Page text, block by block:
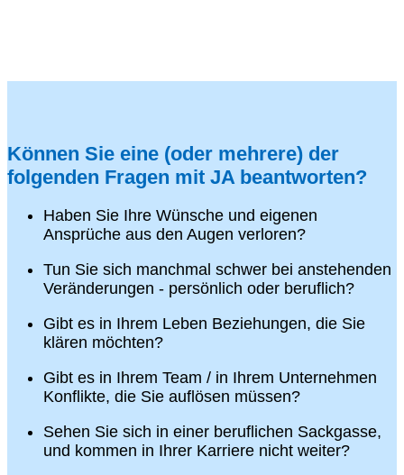
Können Sie eine (oder mehrere) der
folgenden Fragen mit JA beantworten?
Haben Sie Ihre Wünsche und eigenen
Ansprüche aus den Augen verloren?
Tun Sie sich manchmal schwer bei anstehenden
Veränderungen - persönlich oder beruflich?
Gibt es in Ihrem Leben Beziehungen, die Sie
klären möchten?
Gibt es in Ihrem Team / in Ihrem Unternehmen
Konflikte, die Sie auflösen müssen?
Sehen Sie sich in einer beruflichen Sackgasse,
und kommen in Ihrer Karriere nicht weiter?